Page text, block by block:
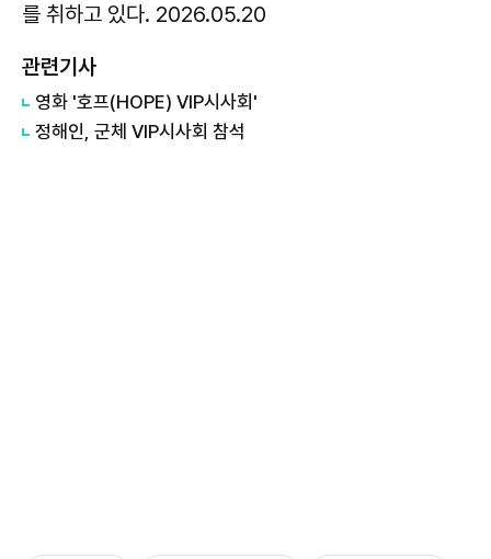
를 취하고 있다. 2026.05.20
관련기사
영화 '호프(HOPE) VIP시사회'
정해인, 군체 VIP시사회 참석